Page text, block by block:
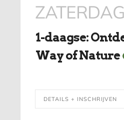
ZATERDAG
1-daagse:
Way of Nature
DETAILS + INSCHRIJVEN